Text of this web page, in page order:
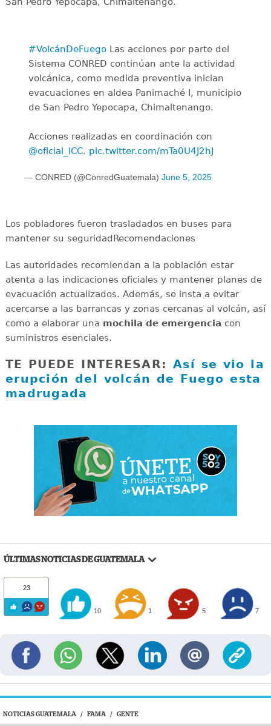
#VolcánDeFuego Las acciones por parte del
Sistema CONRED continúan ante la actividad
volcánica, como medida preventiva inician
evacuaciones en aldea Panimaché I, municipio
de San Pedro Yepocapa, Chimaltenango.
Acciones realizadas en coordinación con
@oficial_ICC. pic.twitter.com/mTa0U4J2hJ
— CONRED (@ConredGuatemala) June 5, 2025
Los pobladores fueron trasladados en buses para
mantener su seguridadRecomendaciones
Las autoridades recomiendan a la población estar
atenta a las indicaciones oficiales y mantener planes de
evacuación actualizados. Además, se insta a evitar
acercarse a las barrancas y zonas cercanas al volcán, así
como a elaborar una mochila de emergencia con
suministros esenciales.
TE PUEDE INTERESAR: Así se vio la
erupción del volcán de Fuego esta
madrugada
ÚLTIMAS NOTICIAS DE GUATEMALA
23
10 1 5 7
NOTICIAS GUATEMALA / FAMA / GENTE